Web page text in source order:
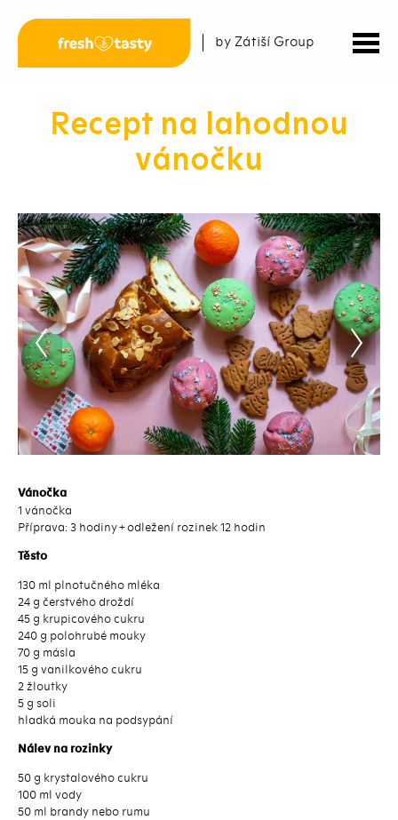
by Zátiší Group
Recept na lahodnou
vánočku
Vánočka
1 vánočka
Příprava: 3 hodiny + odležení rozinek 12 hodin
Těsto
130 ml plnotučného mléka
24 g čerstvého droždí
45 g krupicového cukru
240 g polohrubé mouky
70 g másla
15 g vanilkového cukru
2 žloutky
5 g soli
hladká mouka na podsypání
Nálev na rozinky
50 g krystalového cukru
100 ml vody
50 ml brandy nebo rumu